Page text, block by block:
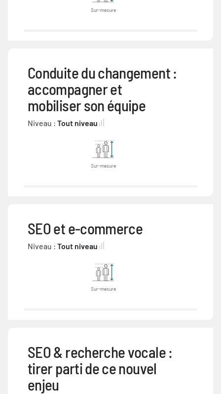
Sur-mesure
Conduite du changement :
accompagner et
mobiliser son équipe
Niveau : Tout niveau
Sur-mesure
SEO et e-commerce
Niveau : Tout niveau
Sur-mesure
SEO & recherche vocale :
tirer parti de ce nouvel
enjeu